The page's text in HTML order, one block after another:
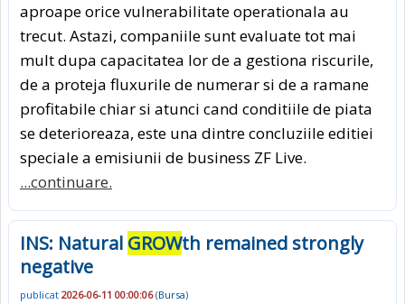
aproape orice vulnerabilitate operationala au
trecut. Astazi, companiile sunt evaluate tot mai
mult dupa capacitatea lor de a gestiona riscurile,
de a proteja fluxurile de numerar si de a ramane
profitabile chiar si atunci cand conditiile de piata
se deterioreaza, este una dintre concluziile editiei
speciale a emisiunii de business ZF Live.
...continuare.
INS: Natural GROWth remained strongly
negative
publicat 2026-06-11 00:00:06(Bursa)